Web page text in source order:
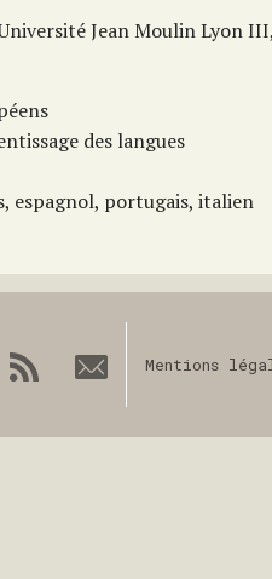
Jean Moulin Lyon
des langues
espagnol, portugais, italien
Mentions